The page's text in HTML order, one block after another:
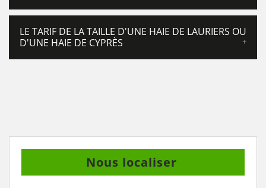
LE TARIF DE LA TAILLE D'UNE HAIE DE LAURIERS OU
D'UNE HAIE DE CYPRÈS
Nous localiser